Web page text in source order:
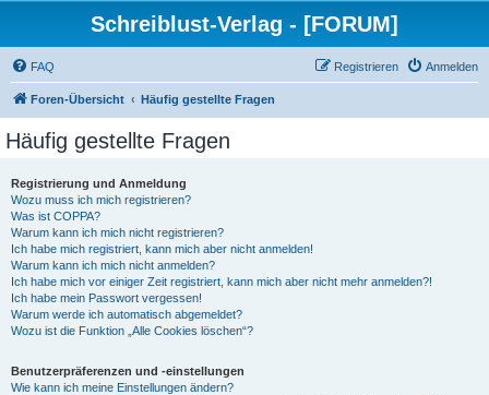
Schreiblust-Verlag - [FORUM]
FAQ Anmelden
Registrieren
Foren-Übersicht Häufig gestellte Fragen
Häufig gestellte Fragen
Registrierung und Anmeldung
Wozu muss ich mich registrieren?
Was ist COPPA?
Warum kann ich mich nicht registrieren?
Ich habe mich registriert, kann mich aber nicht anmelden!
Warum kann ich mich nicht anmelden?
Ich habe mich vor einiger Zeit registriert, kann mich aber nicht mehr anmelden?!
Ich habe mein Passwort vergessen!
Warum werde ich automatisch abgemeldet?
Wozu ist die Funktion „Alle Cookies löschen“?
Benutzerpräferenzen und -einstellungen
Wie kann ich meine Einstellungen ändern?